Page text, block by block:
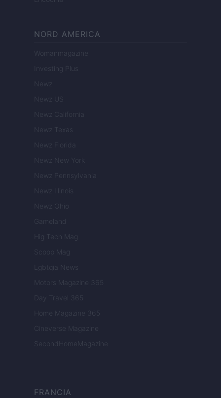
NORD AMERICA
Womanmagazine
Investing Plus
Newz
Newz US
Newz California
Newz Texas
Newz Florida
Newz New York
Newz Pennsylvania
Newz Illinois
Newz Ohio
Gameland
Hig Tech Mag
Scoop Mag
Lgbtqia News
Motors Magazine 365
Day Travel 365
Home Magazine 365
Cineverse Magazine
SecondHomeMagazine
FRANCIA